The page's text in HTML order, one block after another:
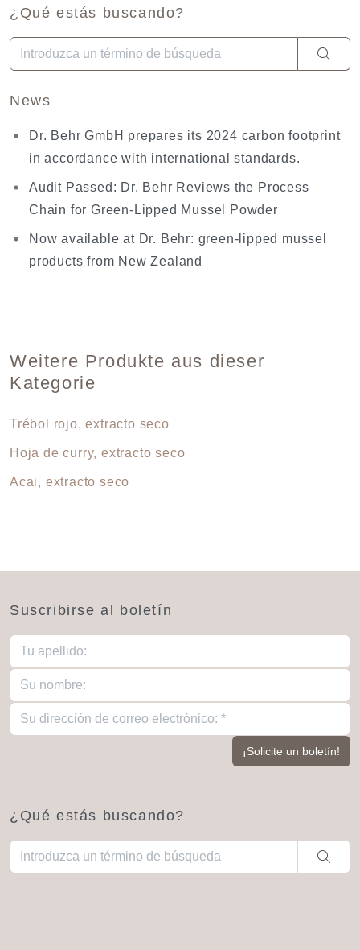
¿Qué estás buscando?
Cuando hay resultados autocompletados, puedes utilizar
News
Dr. Behr GmbH prepares its 2024 carbon footprint
in accordance with international standards.
Audit Passed: Dr. Behr Reviews the Process
Chain for Green-Lipped Mussel Powder
Now available at Dr. Behr: green-lipped mussel
products from New Zealand
Weitere Produkte aus dieser
Kategorie
Trébol rojo, extracto seco
Hoja de curry, extracto seco
Acai, extracto seco
Suscribirse al boletín
¿Qué estás buscando?
Cuando hay resultados autocompletados, puedes utilizar